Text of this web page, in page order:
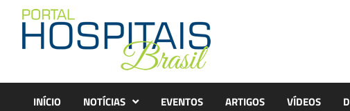
content
INÍCIO NOTÍCIAS EVENTOS ARTIGOS VÍDEOS